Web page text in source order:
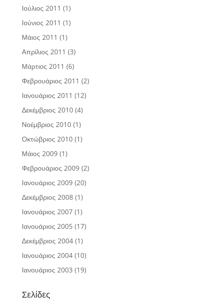
Ιούλιος 2011 (1)
Ιούνιος 2011 (1)
Μάιος 2011 (1)
Απρίλιος 2011 (3)
Μάρτιος 2011 (6)
Φεβρουάριος 2011 (2)
Ιανουάριος 2011 (12)
Δεκέμβριος 2010(4)
Νοέμβριος 2010(1)
Οκτώβριος 2010(1)
Μάιος 2009(1)
Φεβρουάριος 2009(2)
Ιανουάριος 2009(20)
Δεκέμβριος 2008(1)
Ιανουάριος 2007(1)
Ιανουάριος 2005(17)
Δεκέμβριος 2004(1)
Ιανουάριος 2004(10)
Ιανουάριος 2003 (19)
Σελίδες